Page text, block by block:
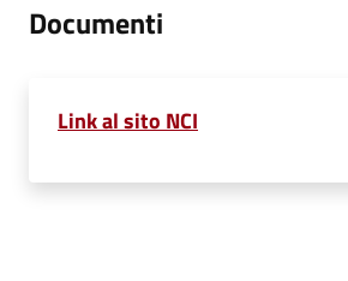
Documenti
Link al sito NCI